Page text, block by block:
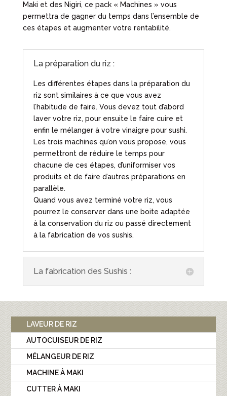
Maki et des Nigiri, ce pack « Machines » vous
permettra de gagner du temps dans l’ensemble de
ces étapes et augmenter votre rentabilité.
La préparation du riz :
Les différentes étapes dans la préparation du
riz sont similaires à ce que vous avez
l’habitude de faire. Vous devez tout d’abord
laver votre riz, pour ensuite le faire cuire et
enfin le mélanger à votre vinaigre pour sushi.
Les trois machines qu’on vous propose, vous
permettront de réduire le temps pour
chacune de ces étapes, d’uniformiser vos
produits et de faire d’autres préparations en
parallèle.
Quand vous avez terminé votre riz, vous
pourrez le conserver dans une boite adaptée
à la conservation du riz ou passé directement
à la fabrication de vos sushis.
La fabrication des Sushis :
LAVEUR DE RIZ
AUTOCUISEUR DE RIZ
MÉLANGEUR DE RIZ
MACHINE À MAKI
CUTTER À MAKI